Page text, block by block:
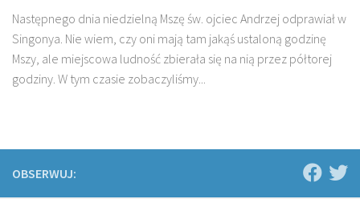
Następnego dnia niedzielną Mszę św. ojciec Andrzej odprawiał w
Singonya. Nie wiem, czy oni mają tam jakąś ustaloną godzinę
Mszy, ale miejscowa ludność zbierała się na nią przez półtorej
godziny. W tym czasie zobaczyliśmy...
OBSERWUJ: